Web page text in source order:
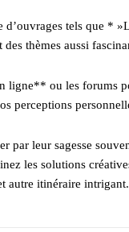
tels que *
thèmes aussi
ligne** ou les forums
perceptions
par leur sagesse
les solutions
autre itinéraire intrigant.